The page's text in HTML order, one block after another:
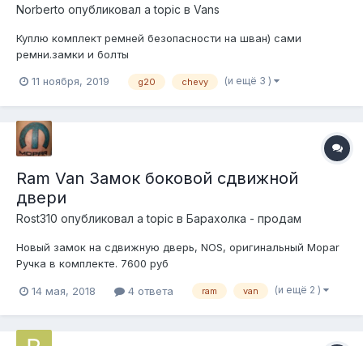
Norberto опубликовал a topic в Vans
Куплю комплект ремней безопасности на шван) сами
ремни.замки и болты
11 ноября, 2019 g20 chevy (и ещё 3 )
Ram Van Замок боковой сдвижной
двери
Rost310 опубликовал a topic в Барахолка - продам
Новый замок на сдвижную дверь, NOS, оригинальный Mopar
Ручка в комплекте. 7600 руб
14 мая, 2018 4 ответа ram van (и ещё 2 )